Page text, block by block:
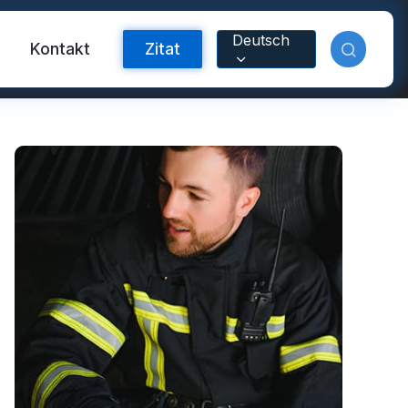
Kontakt Zitat Deutsch